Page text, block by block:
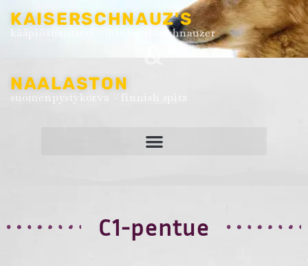
KAISERSCHNAUZ'S
kääpiösnautseri - miniature schnauzer
&
NAALASTON
suomenpystykorva - finnish spitz
C1-pentue